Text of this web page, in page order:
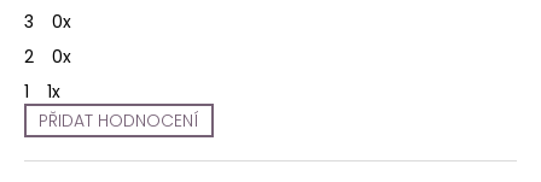
3
0x
2
0x
1
1x
PŘIDAT HODNOCENÍ
V
ř
e
b
u
j